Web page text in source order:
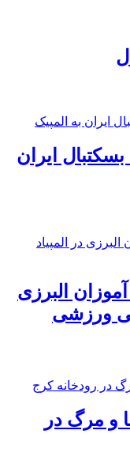
ایران
البرزی
ورزشی
و مرگ در